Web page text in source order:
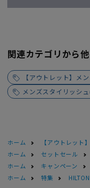
関連カテゴリから
【アウトレット】メ
メンズスタイリッシ
ホーム 【アウトレット
ホーム
セットセール
ホーム
キャンペーン
ホーム
特集 HILTON